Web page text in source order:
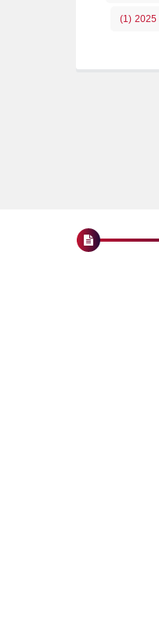
(1)